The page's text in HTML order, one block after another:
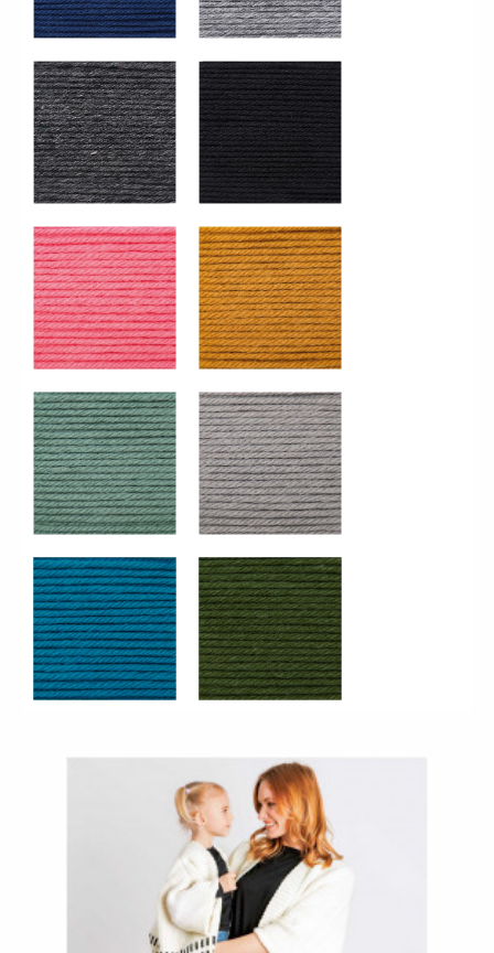
383235_018_Azalée 383235_021_Moutarde
383235_026_Patine 383235_028_Flanelle
383235_030_Turquoise 383235_032_Forêt